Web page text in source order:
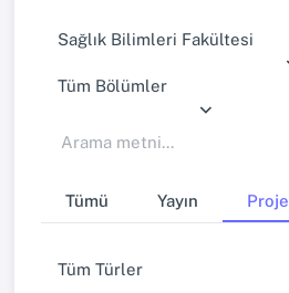
Sağlık Bilimleri Fakültesi
Tüm Bölümler
Tümü Yayın Proje
Tüm Türler